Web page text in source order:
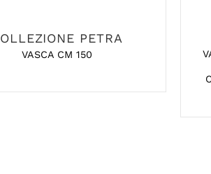
PETRA
VASCA CM 150